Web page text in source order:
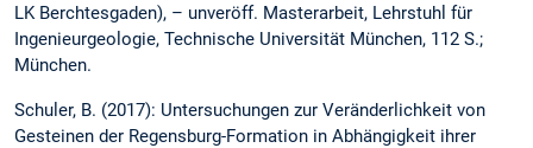
LK Berchtesgaden), – unveröff. Masterarbeit, Lehrstuhl für
Ingenieurgeologie, Technische Universität München, 112 S.;
München.
Schuler, B. (2017): Untersuchungen zur Veränderlichkeit von
Gesteinen der Regensburg-Formation in Abhängigkeit ihrer